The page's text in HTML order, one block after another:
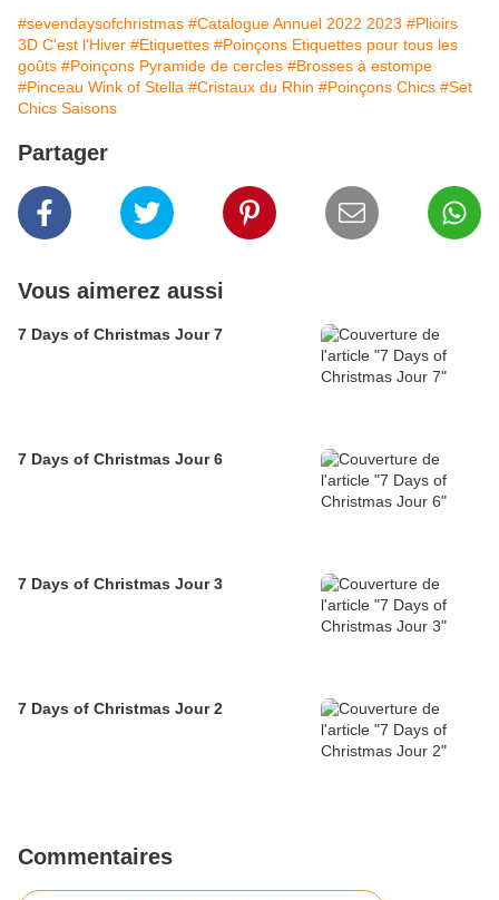
#sevendaysofchristmas #Catalogue Annuel 2022 2023 #Plioirs
3D C'est l'Hiver #Etiquettes #Poinçons Etiquettes pour tous les
goûts #Poinçons Pyramide de cercles #Brosses à estompe
#Pinceau Wink of Stella #Cristaux du Rhin #Poinçons Chics #Set
Chics Saisons
Partager
Vous aimerez aussi
7 Days of Christmas Jour 7
7 Days of Christmas Jour 6
7 Days of Christmas Jour 3
7 Days of Christmas Jour 2
Commentaires